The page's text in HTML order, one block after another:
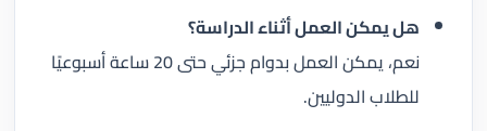
هل يمكن العمل أثناء الدراسة؟
نعم، يمكن العمل بدوام جزئي حتى 20 ساعة أسبوعيًا
للطلاب الدوليين.